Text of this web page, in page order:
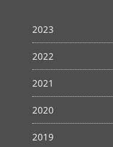
2023
2022
2021
2020
2019